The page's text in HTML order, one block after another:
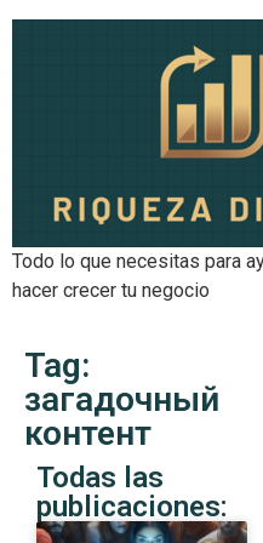
Todo lo que necesitas para
hacer crecer tu negocio
Tag:
загадочный
контент
Todas las
publicaciones: